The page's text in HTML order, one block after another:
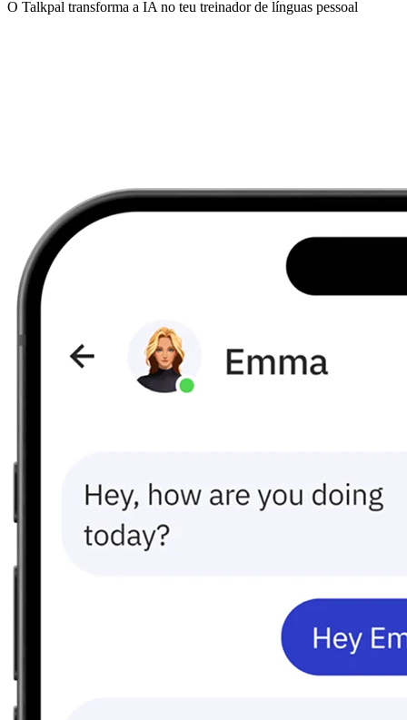
O Talkpal transforma a IA no teu treinador de línguas pessoal